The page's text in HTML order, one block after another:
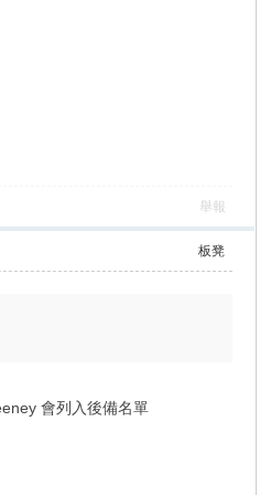
舉報
板凳
會列入後備名單